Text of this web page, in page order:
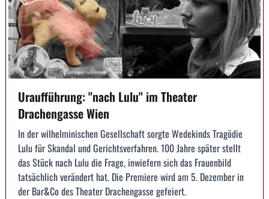
Uraufführung: "nach Lulu" im Theater
Drachengasse Wien
In der wilhelminischen Gesellschaft sorgte Wedekinds Tragödie
Lulu für Skandal und Gerichtsverfahren. 100 Jahre später stellt
das Stück nach Lulu die Frage, inwiefern sich das Frauenbild
tatsächlich verändert hat. Die Premiere wird am 5. Dezember in
der Bar&Co des Theater Drachengasse gefeiert.